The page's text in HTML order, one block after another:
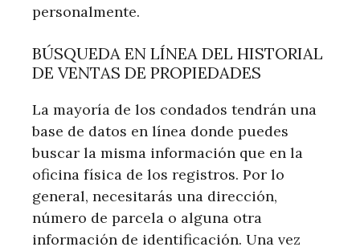
personalmente.
BÚSQUEDA EN LÍNEA DEL HISTORIAL
DE VENTAS DE PROPIEDADES
La mayoría de los condados tendrán una
base de datos en línea donde puedes
buscar la misma información que en la
oficina física de los registros. Por lo
general, necesitarás una dirección,
número de parcela o alguna otra
información de identificación. Una vez